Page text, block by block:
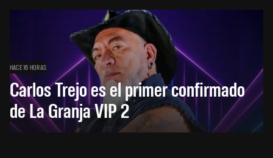
HACE 16 HORAS
Carlos Trejo es el primer confirmado
de La Granja VIP 2